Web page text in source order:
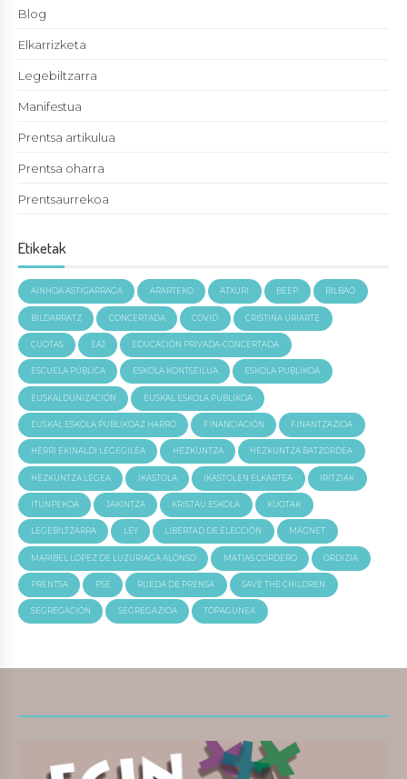
Blog
Elkarrizketa
Legebiltzarra
Manifestua
Prentsa artikulua
Prentsa oharra
Prentsaurrekoa
Etiketak
AINHOA ASTIGARRAGA ARARTEKO ATXURI BEEP BILBAO
BILDARRATZ CONCERTADA COVID CRISTINA URIARTE
CUOTAS EAJ EDUCACIÓN PRIVADA-CONCERTADA
ESCUELA PÚBLICA ESKOLA KONTSEILUA ESKOLA PUBLIKOA
EUSKALDUNIZACIÓN EUSKAL ESKOLA PUBLIKOA
EUSKAL ESKOLA PUBLIKOAZ HARRO FINANCIACIÓN FINANTZAZIOA
HERRI EKINALDI LEGEGILEA HEZKUNTZA HEZKUNTZA BATZORDEA
HEZKUNTZA LEGEA IKASTOLA IKASTOLEN ELKARTEA IRITZIAK
ITUNPEKOA JAKINTZA KRISTAU ESKOLA KUOTAK
LEGEBILTZARRA LEY LIBERTAD DE ELECCIÓN MAGNET
MARIBEL LOPEZ DE LUZURIAGA ALONSO MATIAS CORDERO ORDIZIA
PRENTSA PSE RUEDA DE PRENSA SAVE THE CHILDREN
SEGREGACIÓN SEGREGAZIOA TOPAGUNEA